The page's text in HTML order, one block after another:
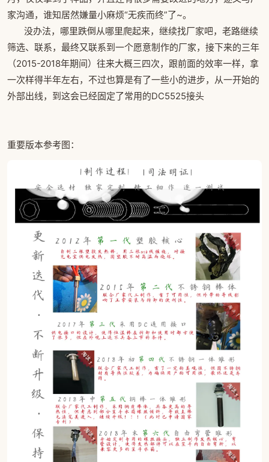
家沟通，谁知居然嫌量小麻烦“无疾而终”了~。
没办法，哪里跌倒从哪里爬起来，继续找厂家吧，老路继续
筛选、联系，最终又联系到一个愿意制作的厂家，接下来的三年
（2015-2018年期间）往来大概三四次，跟前面的效率一样，拿
一次样得半年左右，不过也算是有了一些小的进步，从一开始的
外部出线，到这会已经固定了常用的DC5525接头
重要版本参考图：